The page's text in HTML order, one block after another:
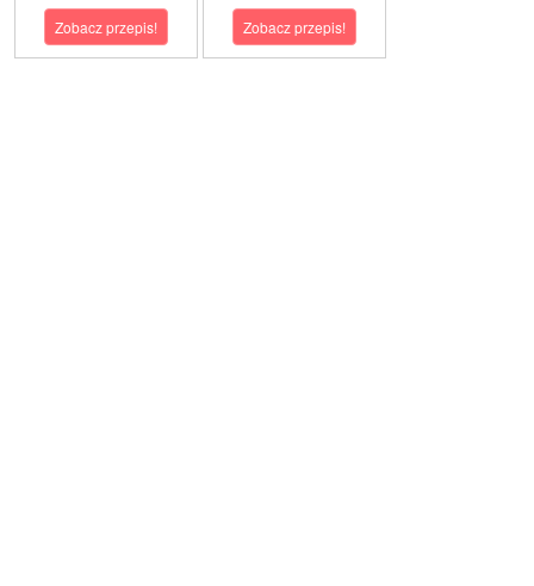
Zobacz przepis! Zobacz przepis!